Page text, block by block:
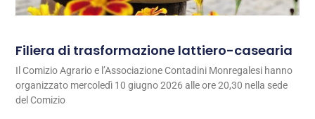
Filiera di trasformazione lattiero-casearia
Il Comizio Agrario e l’Associazione Contadini Monregalesi hanno
organizzato mercoledì 10 giugno 2026 alle ore 20,30 nella sede
del Comizio